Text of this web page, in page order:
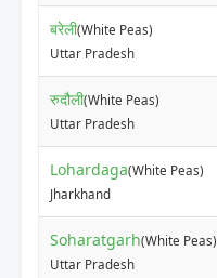
बरेली(White Peas)
Uttar Pradesh
रुदौली(White Peas)
Uttar Pradesh
Lohardaga(White Peas)
Jharkhand
Soharatgarh(White Peas)
Uttar Pradesh